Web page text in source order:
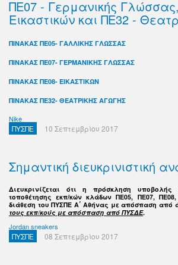
ΠΕ07 - Γερμανικής
Εικαστικών και ΠΕ32 -
ΠΙΝΑΚΑΣ ΠΕ05- ΓΑΛΛΙΚΗΣ ΓΛΩΣΣΑΣ
ΠΙΝΑΚΑΣ ΠΕ07- ΓΕΡΜΑΝΙΚΗΣ ΓΛΩΣΣΑΣ
ΠΙΝΑΚΑΣ ΠΕ08- ΕΙΚΑΣΤΙΚΩΝ
ΠΙΝΑΚΑΣ ΠΕ32- ΘΕΑΤΡΙΚΗΣ ΑΓΩΓΗΣ
Nike
ΠΥΣΠΕ 10 Σεπτεμβρίου 2017
Σημαντική διευκρινιστική
Διευκρινίζεται ότι η πρόσκληση υποβολής
τοποθέτησης εκπ/κών κλάδων ΠΕ05, ΠΕ07,
διάθεση του ΠΥΣΠΕ Α΄ Αθήνας με απόσπαση από
τους εκπ/κούς με απόσπαση από ΠΥΣΔΕ.
Jordan sneakers
ΠΥΣΠΕ 08 Σεπτεμβρίου 2017